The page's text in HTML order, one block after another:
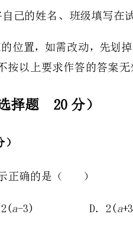
A．正数B．正数或负数C．正整数D．以上全不对
A．2-3B．2+3C．2(-3)D．2(+3)